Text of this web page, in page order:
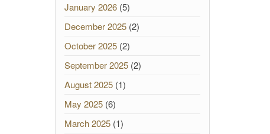
January 2026(5)
December 2025(2)
October 2025(2)
September 2025(2)
August 2025(1)
May 2025(6)
March 2025(1)